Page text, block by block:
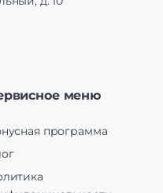
меню
программа